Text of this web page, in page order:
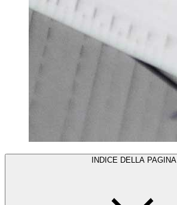
INDICE DELLA PAGINA